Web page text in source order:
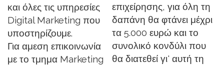
και όλες τις υπηρεσίες
Digital Marketing που
υποστηρίζουμε.
Για αμεση επικοινωνία
με το τμημα Marketing
επιχείρησης, για όλη τη
δαπάνη θα φτάνει μέχρι
τα 5.000 ευρώ και το
συνολικό κονδύλι που
θα διατεθεί γι' αυτή τη